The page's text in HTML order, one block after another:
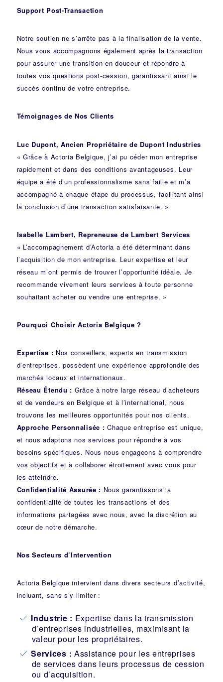
Support Post-Transaction
Notre soutien ne s’arrête pas à la finalisation de la vente.
Nous vous accompagnons également après la transaction
pour assurer une transition en douceur et répondre à
toutes vos questions post-cession, garantissant ainsi le
succès continu de votre entreprise.
Témoignages de Nos Clients
Luc Dupont, Ancien Propriétaire de Dupont Industries
« Grâce à Actoria Belgique, j’ai pu céder mon entreprise
rapidement et dans des conditions avantageuses. Leur
équipe a été d’un professionnalisme sans faille et m’a
accompagné à chaque étape du processus, facilitant ainsi
la conclusion d’une transaction satisfaisante. »
Isabelle Lambert, Repreneuse de Lambert Services
« L’accompagnement d’Actoria a été déterminant dans
l’acquisition de mon entreprise. Leur expertise et leur
réseau m’ont permis de trouver l’opportunité idéale. Je
recommande vivement leurs services à toute personne
souhaitant acheter ou vendre une entreprise. »
Pourquoi Choisir Actoria Belgique ?
Expertise : Nos conseillers, experts en transmission
d’entreprises, possèdent une expérience approfondie des
marchés locaux et internationaux.
Réseau Étendu : Grâce à notre large réseau d’acheteurs
et de vendeurs en Belgique et à l’international, nous
trouvons les meilleures opportunités pour nos clients.
Approche Personnalisée : Chaque entreprise est unique,
et nous adaptons nos services pour répondre à vos
besoins spécifiques. Nous nous engageons à comprendre
vos objectifs et à collaborer étroitement avec vous pour
les atteindre.
Confidentialité Assurée : Nous garantissons la
confidentialité de toutes les transactions et des
informations partagées avec nous, avec la discrétion au
cœur de notre démarche.
Nos Secteurs d’Intervention
Actoria Belgique intervient dans divers secteurs d’activité,
incluant, sans s’y limiter :
Industrie : Expertise dans la transmission
d’entreprises industrielles, maximisant la
valeur pour les propriétaires.
Services : Assistance pour les entreprises
de services dans leurs processus de cession
ou d’acquisition.